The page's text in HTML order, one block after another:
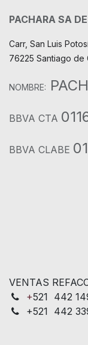
PACHARA SA
Carr, San Luis
76225 Santiago de
NOMBRE:
BBVA CTA
BBVA CLABE
VENTAS
+521 442
+521 442